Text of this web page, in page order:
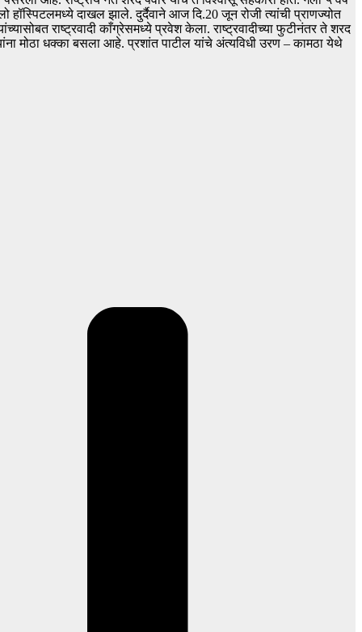
हॉस्पिटलमध्ये दाखल झाले. दुर्दैवाने आज दि.20 जून रोजी त्यांची प्राणज्योत
राष्ट्रवादी काँग्रेसमध्ये प्रवेश केला. राष्ट्रवादीच्या फुटीनंतर ते शरद
मोठा धक्का बसला आहे. प्रशांत पाटील यांचे अंत्यविधी उरण – कामठा येथे